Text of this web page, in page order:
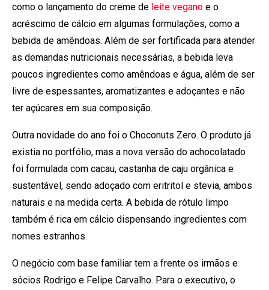
como o lançamento do creme de leite vegano e o
acréscimo de cálcio em algumas formulações, como a
bebida de amêndoas. Além de ser fortificada para atender
as demandas nutricionais necessárias, a bebida leva
poucos ingredientes como amêndoas e água, além de ser
livre de espessantes, aromatizantes e adoçantes e não
ter açúcares em sua composição.
Outra novidade do ano foi o Choconuts Zero. O produto já
existia no portfólio, mas a nova versão do achocolatado
foi formulada com cacau, castanha de caju orgânica e
sustentável, sendo adoçado com eritritol e stevia, ambos
naturais e na medida certa. A bebida de rótulo limpo
também é rica em cálcio dispensando ingredientes com
nomes estranhos.
O negócio com base familiar tem a frente os irmãos e
sócios Rodrigo e Felipe Carvalho. Para o executivo, o